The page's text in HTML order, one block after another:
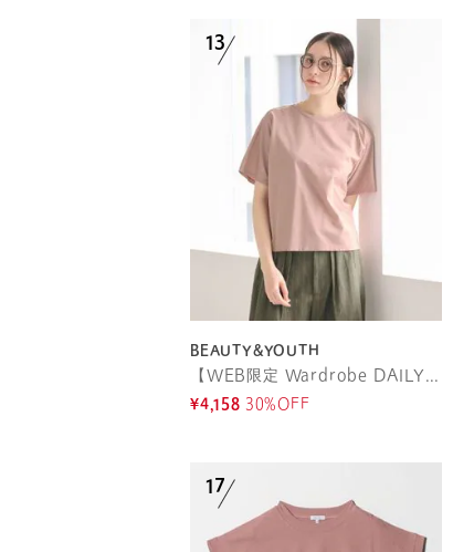
BEAUTY&YOUTH
【WEB限定 Wardrobe DAILY MINIMAL】ドルマンスリーブ Tシャツ
¥4,158 30%OFF